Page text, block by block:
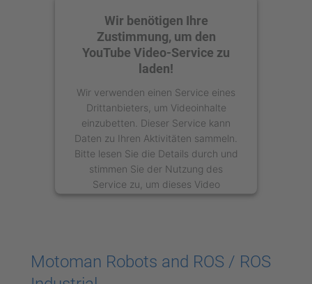
Wir benötigen Ihre
Zustimmung, um den
YouTube Video-Service zu
laden!
Wir verwenden einen Service eines
Drittanbieters, um Videoinhalte
einzubetten. Dieser Service kann
Daten zu Ihren Aktivitäten sammeln.
Bitte lesen Sie die Details durch und
stimmen Sie der Nutzung des
Service zu, um dieses Video
anzusehen.
Motoman Robots and ROS / ROS